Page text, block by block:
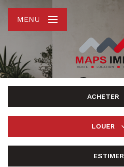
MENU
ACHETER
LOUER
ESTIMER